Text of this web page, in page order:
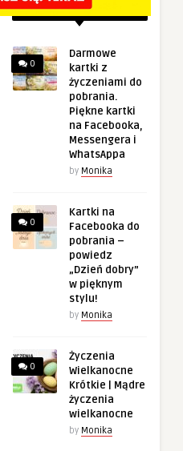
POWIĄZANE PINEZKI
0
Darmowe
kartki z
życzeniami do
pobrania.
Piękne kartki
na Facebooka,
Messengera i
WhatsAppa
by Monika
0
Kartki na
Facebooka do
pobrania –
powiedz
„Dzień dobry”
w pięknym
stylu!
by Monika
0
Życzenia
Wielkanocne
Krótkie | Mądre
życzenia
wielkanocne
by Monika